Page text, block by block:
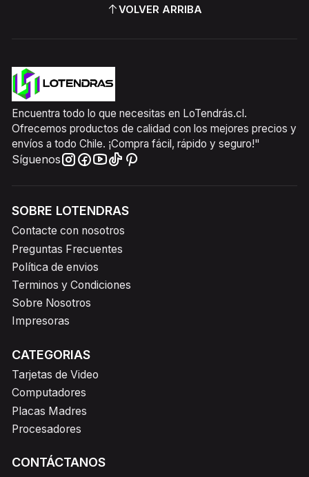
VOLVER ARRIBA
Encuentra todo lo que necesitas en LoTendrás.cl.
Ofrecemos productos de calidad con los mejores precios y
envíos a todo Chile. ¡Compra fácil, rápido y seguro!"
Síguenos
SOBRE LOTENDRAS
Contacte con nosotros
Preguntas Frecuentes
Política de envios
Terminos y Condiciones
Sobre Nosotros
Impresoras
CATEGORIAS
Tarjetas de Video
Computadores
Placas Madres
Procesadores
CONTÁCTANOS